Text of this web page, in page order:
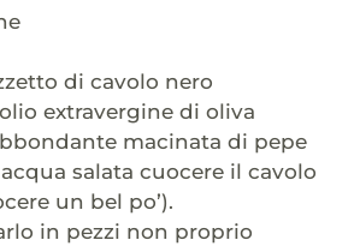
di cavolo nero
extravergine di oliva
macinata di pepe
salata cuocere il cavolo
un bel po’).
in pezzi non proprio